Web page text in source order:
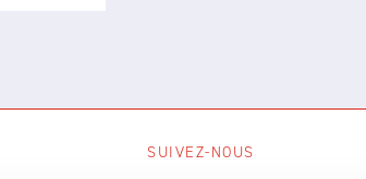
SUIVEZ-NOUS